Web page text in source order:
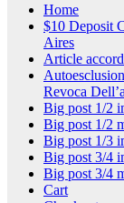
Home
$10 Deposit
Aires
Article
Revoca
Big post 1/2
Big post 1/2
Big post 1/3
Big post 3/4
Big post 3/4
Cart